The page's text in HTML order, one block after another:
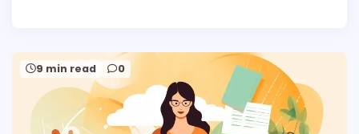
9 min read 0